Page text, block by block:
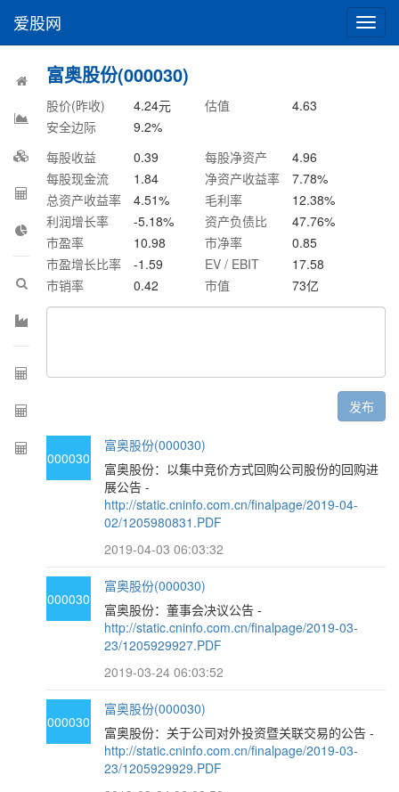
切
换
爱股网
富奥股份(000030)
股价(昨收) 4.24元 估值
4.63
安全边际
9.2%
每股收益
0.39 每股净资产
4.96
每股现金流
1.84 净资产收益率 7.78%
总资产收益率
4.51% 毛利率 12.38%
利润增长率
-5.18% 资产负债比 47.76%
市盈率
10.98 市净率
0.85
市盈增长比率
-1.59 EV / EBIT
17.58
市销率
0.42 市值 73亿
发布
000030
富奥股份(000030)
富奥股份：以集中竞价方式回购公司股份的回购进
展公告 -
http://static.cninfo.com.cn/finalpage/2019-04-
02/1205980831.PDF
2019-04-03 06:03:32
000030
富奥股份(000030)
富奥股份：董事会决议公告 -
http://static.cninfo.com.cn/finalpage/2019-03-
23/1205929927.PDF
2019-03-24 06:03:52
000030
富奥股份(000030)
富奥股份：关于公司对外投资暨关联交易的公告 -
http://static.cninfo.com.cn/finalpage/2019-03-
23/1205929929.PDF